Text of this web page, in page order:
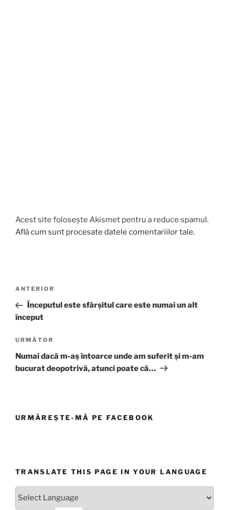
Acest site folosește Akismet pentru a reduce spamul.
Află cum sunt procesate datele comentariilor tale.
Navigare
articole
Articolul
anterior
ANTERIOR
Începutul este sfârșitul care este numai un alt
început
Articolul
următor
URMĂTOR
Numai dacă m-aș întoarce unde am suferit și m-am
bucurat deopotrivă, atunci poate că…
URMĂREȘTE-MĂ PE FACEBOOK
TRANSLATE THIS PAGE IN YOUR LANGUAGE